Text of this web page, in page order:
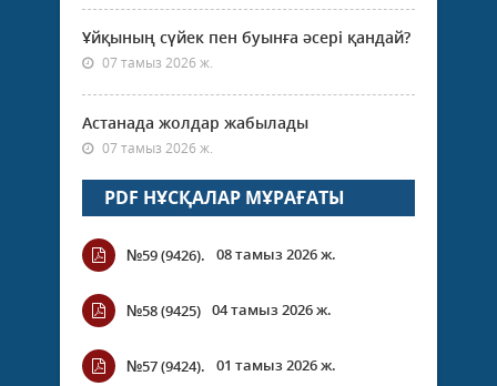
Ұйқының сүйек пен буынға әсері қандай?
07 тамыз 2026 ж.
Астанада жолдар жабылады
07 тамыз 2026 ж.
PDF НҰСҚАЛАР МҰРАҒАТЫ
№59 (9426). 08 тамыз 2026 ж.
№58 (9425) 04 тамыз 2026 ж.
№57 (9424). 01 тамыз 2026 ж.